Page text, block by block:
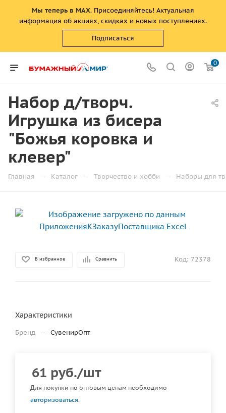
Мы теперь в MAX. Присоединяйтесь! Актуальная
информация об акциях, скидках и новых поступлениях.
Подписаться
0
Набор д/творч.
Игрушка из бисера
"Божья коровка и
клевер"
Главная — Каталог — Творчество и хобби — Наборы для
В избранное Сравнить Код: 72378
Характеристики
Бренд — СувенирОпт
61 руб./шт
Для покупки по оптовым ценам необходимо
авторизоваться.